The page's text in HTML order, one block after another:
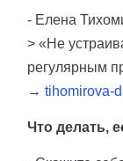
- Елена
> «Не
регулярным
→ tihomirova-
Что делать,